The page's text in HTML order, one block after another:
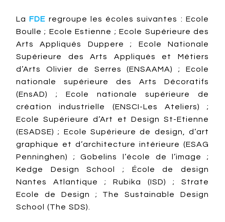
La FDE regroupe les écoles suivantes : Ecole
Boulle ; Ecole Estienne ; Ecole Supérieure des
Arts Appliqués Duppere ; Ecole Nationale
Supérieure des Arts Appliqués et Métiers
d’Arts Olivier de Serres (ENSAAMA) ; Ecole
nationale supérieure des Arts Décoratifs
(EnsAD) ; Ecole nationale supérieure de
création industrielle (ENSCI-Les Ateliers) ;
Ecole Supérieure d’Art et Design St-Etienne
(ESADSE) ; Ecole Supérieure de design, d’art
graphique et d’architecture intérieure (ESAG
Penninghen) ; Gobelins l’école de l’image ;
Kedge Design School ; École de design
Nantes Atlantique ; Rubika (ISD) ; Strate
Ecole de Design ; The Sustainable Design
School (The SDS).